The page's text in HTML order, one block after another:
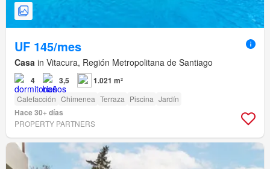
UF 145/mes
Casa in Vitacura, Región Metropolitana de Santiago
4 3,5 1.021 m²
Calefacción Chimenea Terraza Piscina Jardín
Hace 30+ días
PROPERTY PARTNERS